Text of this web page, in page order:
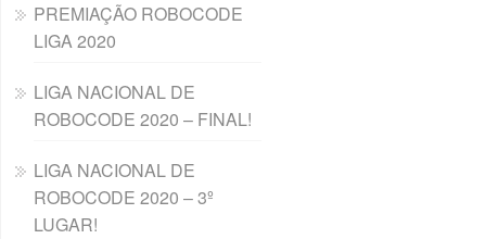
PREMIAÇÃO ROBOCODE
LIGA 2020
LIGA NACIONAL DE
ROBOCODE 2020 – FINAL!
LIGA NACIONAL DE
ROBOCODE 2020 – 3º
LUGAR!